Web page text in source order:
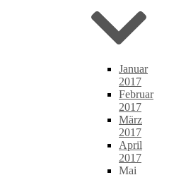
Januar
2017
Februar
2017
März
2017
April
2017
Mai